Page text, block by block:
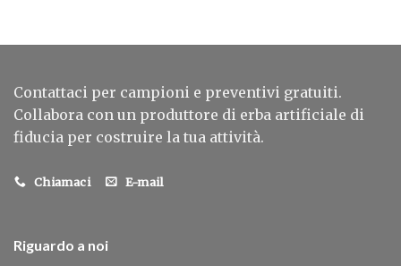
Contattaci per campioni e preventivi gratuiti.
Collabora con un produttore di erba artificiale di
fiducia per costruire la tua attività.
Chiamaci E-mail
Riguardo a noi